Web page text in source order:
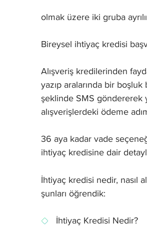
olmak üzere iki gruba
Bireysel ihtiyaç kredisi
Alışveriş kredilerinden
yazıp aralarında bir boşluk
şeklinde SMS göndererek
alışverişlerdeki ödeme
36 aya kadar vade
ihtiyaç kredisine dair
İhtiyaç kredisi nedir, nasıl
şunları öğrendik:
İhtiyaç Kredisi Nedir?